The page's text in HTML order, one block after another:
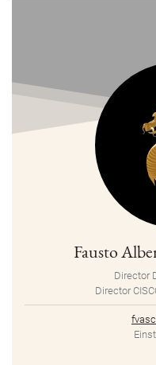
Fausto
Director
Director